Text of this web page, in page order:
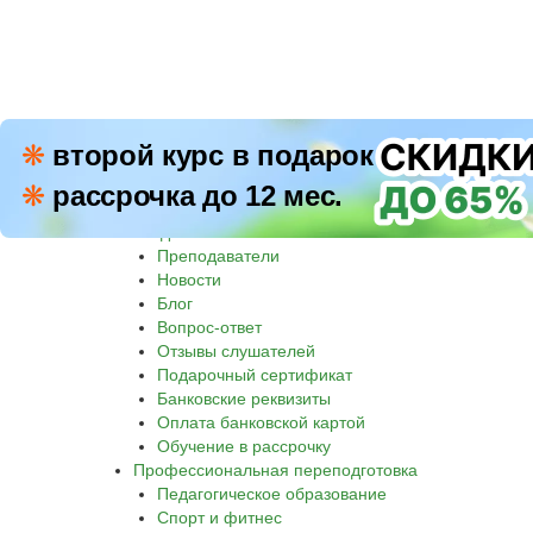
❋ второй курс в подарок
❋ рассрочка до 12 мес.
8 800 500-30-45
Преподаватели
Новости
Блог
Вопрос-ответ
Отзывы слушателей
Подарочный сертификат
Банковские реквизиты
Оплата банковской картой
Обучение в рассрочку
Профессиональная переподготовка
Педагогическое образование
Спорт и фитнес